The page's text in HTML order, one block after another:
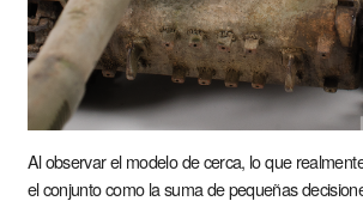
Al observar el modelo de cerca, lo que
el conjunto como la suma de pequeñas